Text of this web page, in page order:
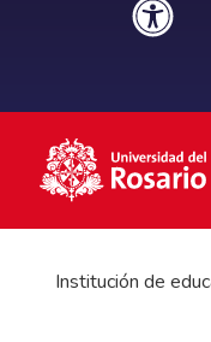
Institución de